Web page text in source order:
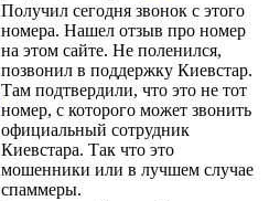
Получил сегодня звонок с этого
номера. Нашел отзыв про номер
на этом сайте. Не поленился,
позвонил в поддержку Киевстар.
Там подтвердили, что это не тот
номер, с которого может звонить
официальный сотрудник
Киевстара. Так что это
мошенники или в лучшем случае
спаммеры.